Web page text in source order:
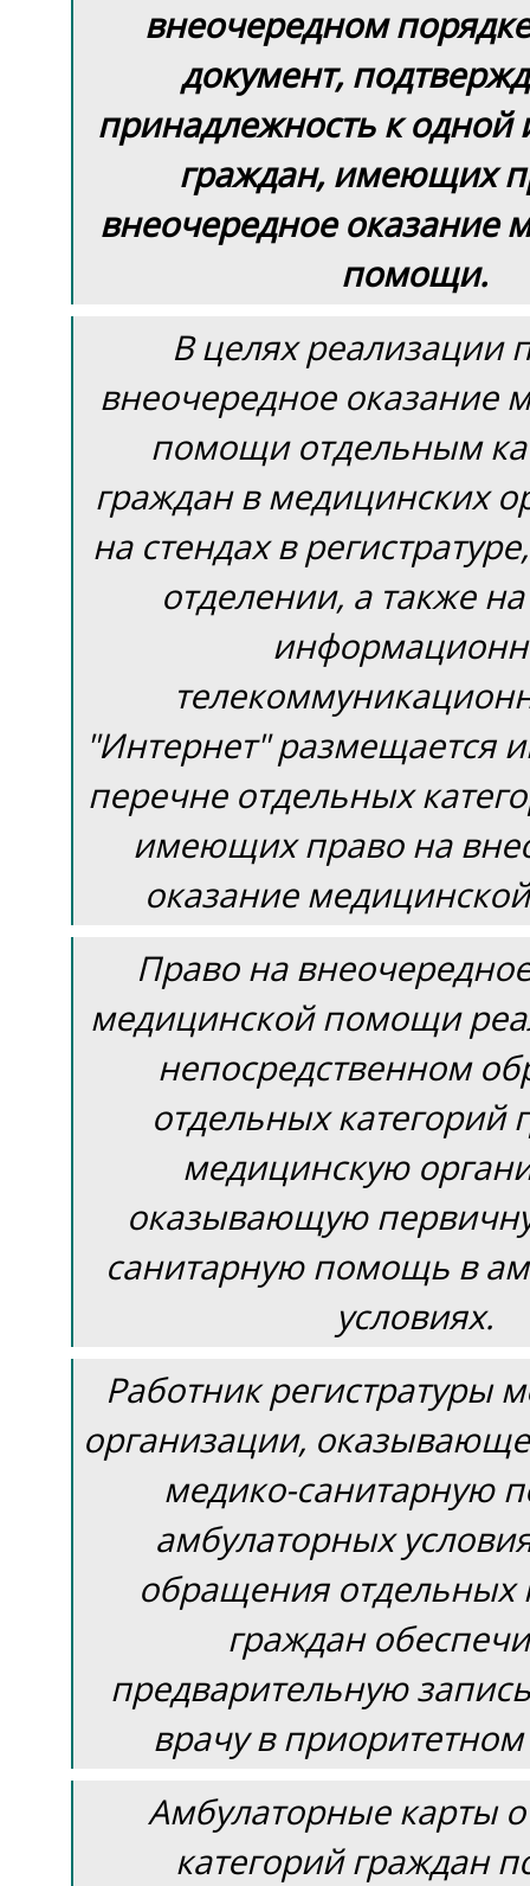
внеочередном
документ,
принадлежность к одной
граждан, имеющих
внеочередное оказание
помощи.
В целях реализации
внеочередное оказание
помощи отдельным
граждан в медицинских
на стендах в
отделении, а также
"Интернет" размещается
перечне отдельных
имеющих право на
оказание
Право на
медицинской помощи
непосредственном
отдельных категорий
медицинскую
оказывающую
санитарную помощь в
условиях.
Работник регистратуры
организации,
медико-санитарную
амбулаторных
обращения отдельных
граждан
предварительную
врачу в
Амбулаторные карты
категорий граждан